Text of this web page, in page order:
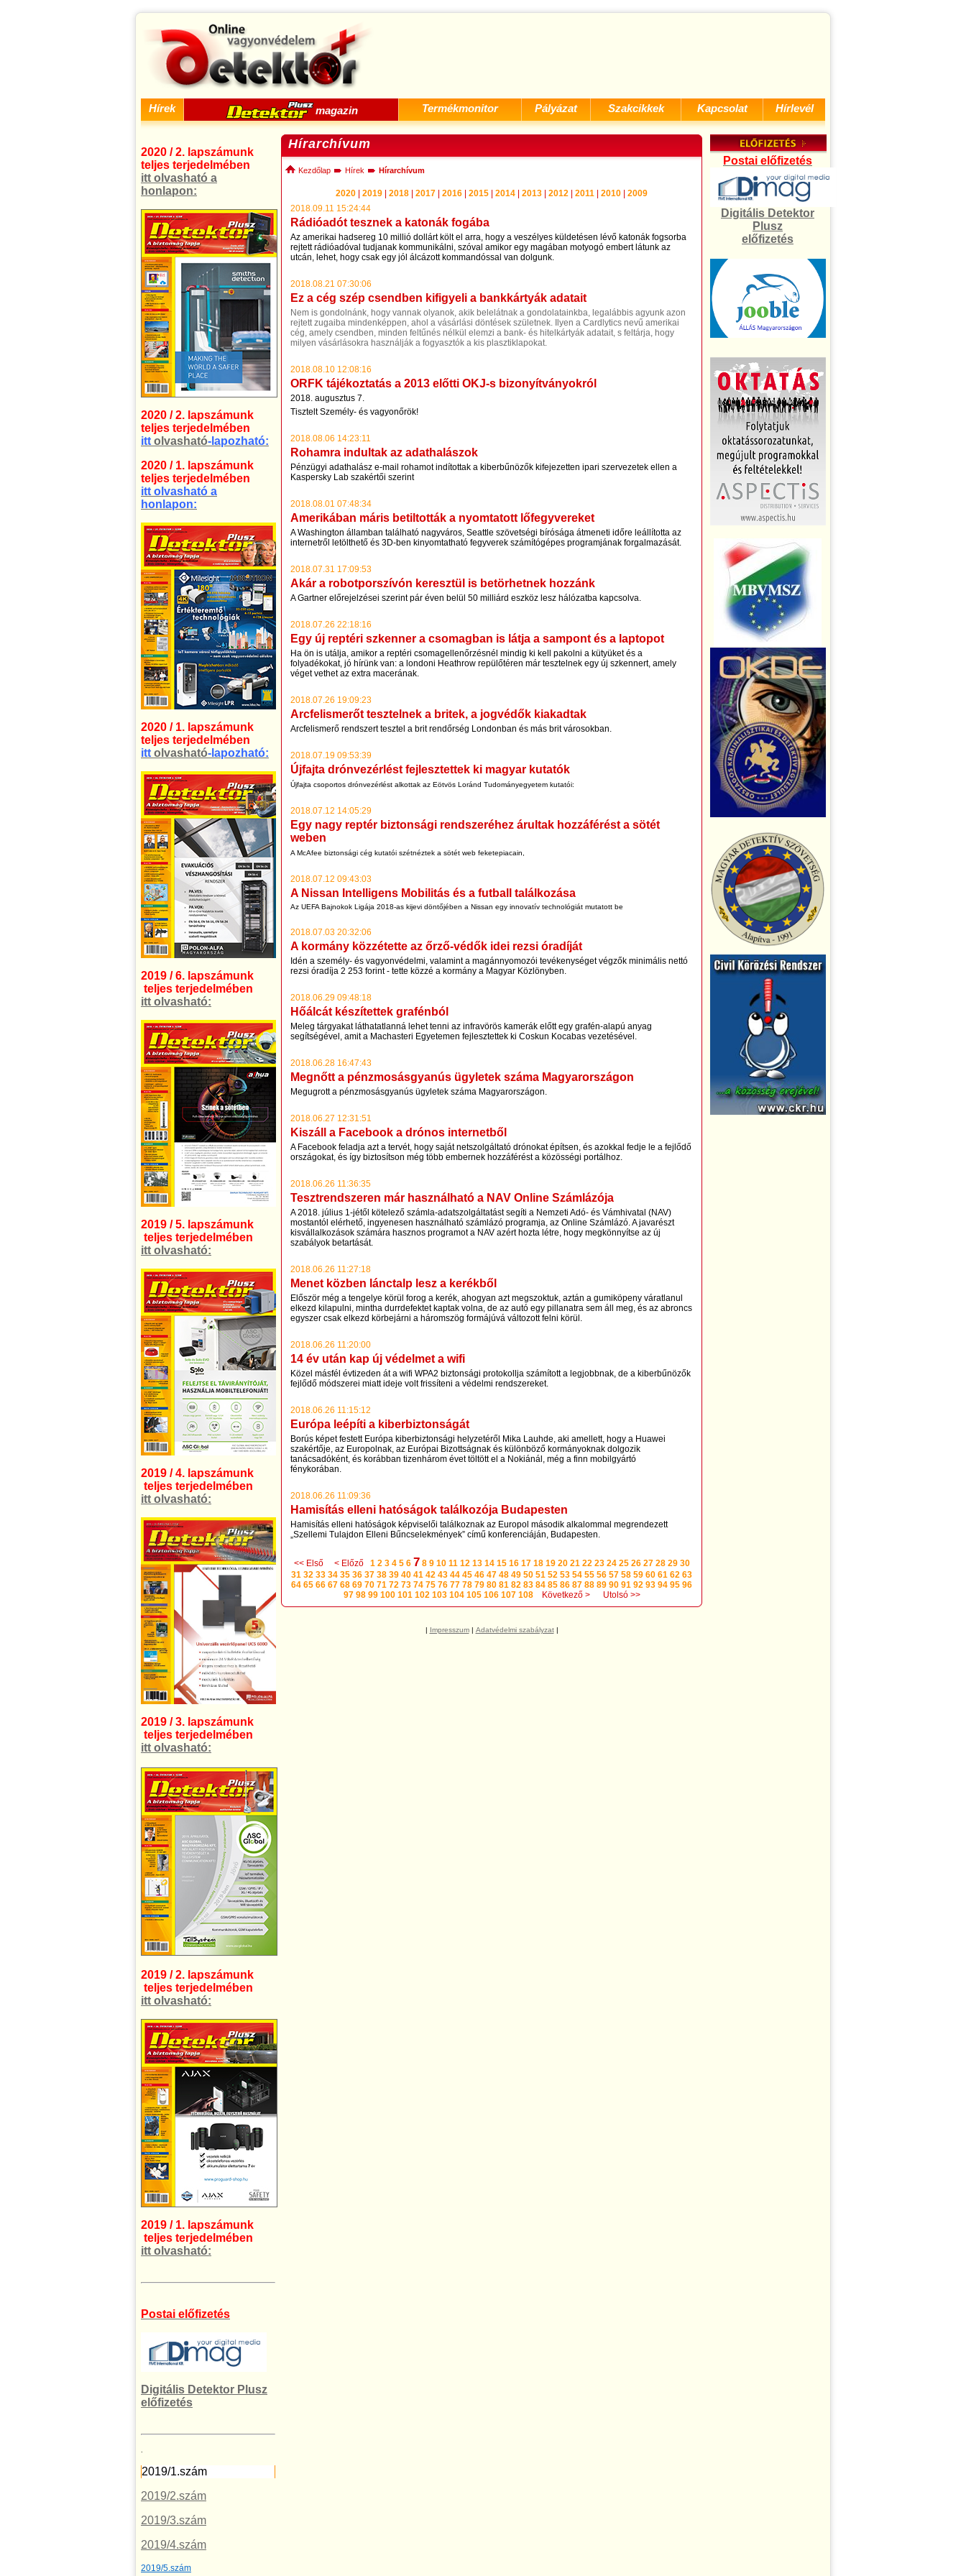
Hírek magazin Termékmonitor Pályázat Szakcikkek Kapcsolat Hírlevél
2020 / 2. lapszámunk
teljes terjedelmében
itt olvasható a
honlapon:
2020 / 2. lapszámunk
teljes terjedelmében
itt olvasható-lapozható:
2020 / 1. lapszámunk
teljes terjedelmében
itt olvasható a
honlapon:
2020 / 1. lapszámunk
teljes terjedelmében
itt olvasható-lapozható:
2019 / 6. lapszámunk
teljes terjedelmében
itt olvasható:
2019 / 5. lapszámunk
teljes terjedelmében
itt olvasható:
2019 / 4. lapszámunk
teljes terjedelmében
itt olvasható:
2019 / 3. lapszámunk
teljes terjedelmében
itt olvasható:
2019 / 2. lapszámunk
teljes terjedelmében
itt olvasható:
2019 / 1. lapszámunk
teljes terjedelmében
itt olvasható:
Postai előfizetés
Digitális Detektor Plusz
előfizetés
.
2019/1.szám
2019/2.szám
2019/3.szám
2019/4.szám
2019/5.szám
Hírarchívum
Kezdőlap Hírek Hírarchívum
2020 2019 2018 2017 2016 2015 2014 2013 2012 2011 2010
2009
2018.09.11 15:24:44
Rádióadót tesznek a katonák fogába
Az amerikai hadsereg 10 millió dollárt költ el arra, hogy a veszélyes küldetésen lévő katonák fogsorba
rejtett rádióadóval tudjanak kommunikálni, szóval amikor egy magában motyogó embert látunk az
utcán, lehet, hogy csak egy jól álcázott kommandóssal van dolgunk.
2018.08.21 07:30:06
Ez a cég szép csendben kifigyeli a bankkártyák adatait
Nem is gondolnánk, hogy vannak olyanok, akik belelátnak a gondolatainkba, legalábbis agyunk azon
rejtett zugaiba mindenképpen, ahol a vásárlási döntések születnek. Ilyen a Cardlytics nevű amerikai
cég, amely csendben, minden feltűnés nélkül elemzi a bank- és hitelkártyák adatait, s feltárja, hogy
milyen vásárlásokra használják a fogyasztók a kis plasztiklapokat.
2018.08.10 12:08:16
ORFK tájékoztatás a 2013 előtti OKJ-s bizonyítványokról
2018. augusztus 7.
Tisztelt Személy- és vagyonőrök!
2018.08.06 14:23:11
Rohamra indultak az adathalászok
Pénzügyi adathalász e-mail rohamot indítottak a kiberbűnözők kifejezetten ipari szervezetek ellen a
Kaspersky Lab szakértői szerint
2018.08.01 07:48:34
Amerikában máris betiltották a nyomtatott lőfegyvereket
A Washington államban található nagyváros, Seattle szövetségi bírósága átmeneti időre leállította az
internetről letölthető és 3D-ben kinyomtatható fegyverek számítógépes programjának forgalmazását.
2018.07.31 17:09:53
Akár a robotporszívón keresztül is betörhetnek hozzánk
A Gartner előrejelzései szerint pár éven belül 50 milliárd eszköz lesz hálózatba kapcsolva.
2018.07.26 22:18:16
Egy új reptéri szkenner a csomagban is látja a sampont és a laptopot
Ha ön is utálja, amikor a reptéri csomagellenőrzésnél mindig ki kell pakolni a kütyüket és a
folyadékokat, jó hírünk van: a londoni Heathrow repülőtéren már tesztelnek egy új szkennert, amely
véget vethet az extra macerának.
2018.07.26 19:09:23
Arcfelismerőt tesztelnek a britek, a jogvédők kiakadtak
Arcfelismerő rendszert tesztel a brit rendőrség Londonban és más brit városokban.
2018.07.19 09:53:39
Újfajta drónvezérlést fejlesztettek ki magyar kutatók
Újfajta csoportos drónvezérlést alkottak az Eötvös Loránd Tudományegyetem kutatói:
2018.07.12 14:05:29
Egy nagy reptér biztonsági rendszeréhez árultak hozzáférést a sötét
weben
A McAfee biztonsági cég kutatói szétnéztek a sötét web feketepiacain,
2018.07.12 09:43:03
A Nissan Intelligens Mobilitás és a futball találkozása
Az UEFA Bajnokok Ligája 2018-as kijevi döntőjében a Nissan egy innovatív technológiát mutatott be
2018.07.03 20:32:06
A kormány közzétette az őrző-védők idei rezsi óradíját
Idén a személy- és vagyonvédelmi, valamint a magánnyomozói tevékenységet végzők minimális nettó
rezsi óradíja 2 253 forint - tette közzé a kormány a Magyar Közlönyben.
2018.06.29 09:48:18
Hőálcát készítettek grafénból
Meleg tárgyakat láthatatlanná lehet tenni az infravörös kamerák előtt egy grafén-alapú anyag
segítségével, amit a Machasteri Egyetemen fejlesztettek ki Coskun Kocabas vezetésével.
2018.06.28 16:47:43
Megnőtt a pénzmosásgyanús ügyletek száma Magyarországon
Megugrott a pénzmosásgyanús ügyletek száma Magyarországon.
2018.06.27 12:31:51
Kiszáll a Facebook a drónos internetből
A Facebook feladja azt a tervét, hogy saját netszolgáltató drónokat építsen, és azokkal fedje le a fejlődő
országokat, és így biztosítson még több embernek hozzáférést a közösségi portálhoz.
2018.06.26 11:36:35
Tesztrendszeren már használható a NAV Online Számlázója
A 2018. július 1-jétől kötelező számla-adatszolgáltatást segíti a Nemzeti Adó- és Vámhivatal (NAV)
mostantól elérhető, ingyenesen használható számlázó programja, az Online Számlázó. A javarészt
kisvállalkozások számára hasznos programot a NAV azért hozta létre, hogy megkönnyítse az új
szabályok betartását.
2018.06.26 11:27:18
Menet közben lánctalp lesz a kerékből
Először még a tengelye körül forog a kerék, ahogyan azt megszoktuk, aztán a gumiköpeny váratlanul
elkezd kilapulni, mintha durrdefektet kaptak volna, de az autó egy pillanatra sem áll meg, és az abroncs
egyszer csak elkezd körbejárni a háromszög formájúvá változott felni körül.
2018.06.26 11:20:00
14 év után kap új védelmet a wifi
Közel másfél évtizeden át a wifi WPA2 biztonsági protokollja számított a legjobbnak, de a kiberbűnözők
fejlődő módszerei miatt ideje volt frissíteni a védelmi rendszereket.
2018.06.26 11:15:12
Európa leépíti a kiberbiztonságát
Borús képet festett Európa kiberbiztonsági helyzetéről Mika Lauhde, aki amellett, hogy a Huawei
szakértője, az Europolnak, az Európai Bizottságnak és különböző kormányoknak dolgozik
tanácsadóként, és korábban tizenhárom évet töltött el a Nokiánál, még a finn mobilgyártó
fénykorában.
2018.06.26 11:09:36
Hamisítás elleni hatóságok találkozója Budapesten
Hamisítás elleni hatóságok képviselői találkoznak az Europol második alkalommal megrendezett
„Szellemi Tulajdon Elleni Bűncselekmények” című konferenciáján, Budapesten.
<< Első < Előző 1 2 3 4 5 6 7 8 9 10 11 12 13 14 15 16 17 18 19 20 21 22 23 24 25 26 27 28 29 30
31 32 33 34 35 36 37 38 39 40 41 42 43 44 45 46 47 48 49 50 51 52 53 54 55 56 57 58 59 60 61 62 63
64 65 66 67 68 69 70 71 72 73 74 75 76 77 78 79 80 81 82 83 84 85 86 87 88 89 90 91 92 93 94 95 96
97 98 99 100 101 102 103 104 105 106 107 108 Következő > Utolsó >>
| Impresszum| Adatvédelmi szabályzat|
Postai előfizetés
Digitális Detektor
Plusz
előfizetés